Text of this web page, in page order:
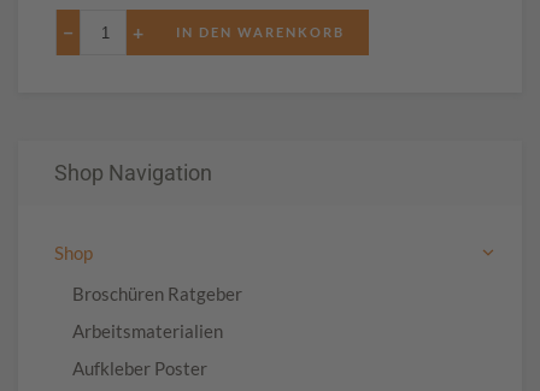
− +
Shop Navigation
Shop
Broschüren Ratgeber
Arbeitsmaterialien
Aufkleber Poster